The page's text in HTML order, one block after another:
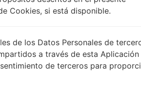
Cookies, si está disponible.
de los Datos Personales de
a través de esta Aplicación
de terceros para